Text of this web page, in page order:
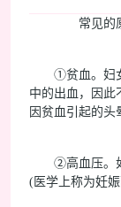
常见的原
①贫血。妇女
中的出血，因此
因贫血引起的头
②高血压。如
(医学上称为妊